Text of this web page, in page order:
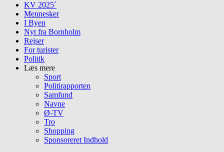
KV 2025´
Mennesker
I Byen
Nyt fra Bornholm
Rejser
For turister
Politik
Læs mere
Sport
Politirapporten
Samfund
Navne
Ø-TV
Tro
Shopping
Sponsoreret Indhold